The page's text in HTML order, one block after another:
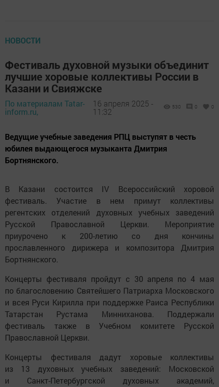
НОВОСТИ
Фестиваль духовной музыки объединит
лучшие хоровые коллективы России в
Казани и Свияжске
По материалам Tatar-
inform.ru,
16 апреля 2025 -
11:32
530 0 0
Ведущие учебные заведения РПЦ выступят в честь
юбилея выдающегося музыканта Дмитрия
Бортнянского.
В Казани состоится IV Всероссийский хоровой
фестиваль. Участие в нем примут коллективы
регентских отделений духовных учебных заведений
Русской Православной Церкви. Мероприятие
приурочено к 200-летию со дня кончины
прославленного дирижера и композитора Дмитрия
Бортнянского.
Концерты фестиваля пройдут с 30 апреля по 4 мая
по благословению Святейшего Патриарха Московского
и всея Руси Кирилла при поддержке Раиса Республики
Татарстан Рустама Минниханова. Поддержали
фестиваль также в Учебном комитете Русской
Православной Церкви.
Концерты фестиваля дадут хоровые коллективы
из 13 духовных учебных заведений: Московской
и Санкт-Петербургской духовных академий,